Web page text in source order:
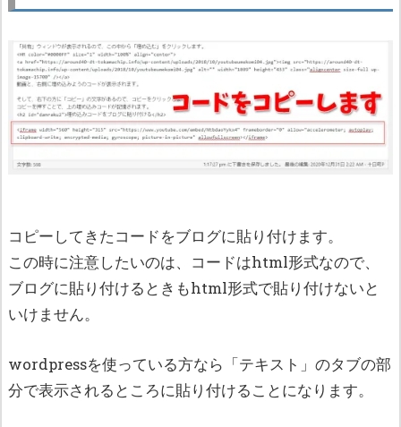
コピーしてきたコードをブログに貼り付けます。
この時に注意したいのは、コードはhtml形式なので、
ブログに貼り付けるときもhtml形式で貼り付けないと
いけません。
wordpressを使っている方なら「テキスト」のタブの部
分で表示されるところに貼り付けることになります。